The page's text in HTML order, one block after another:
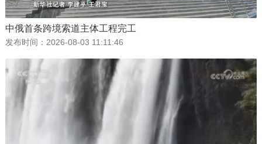
中俄首条跨境索道主体工程完工
发布时间： 2026-08-03 11:11:46